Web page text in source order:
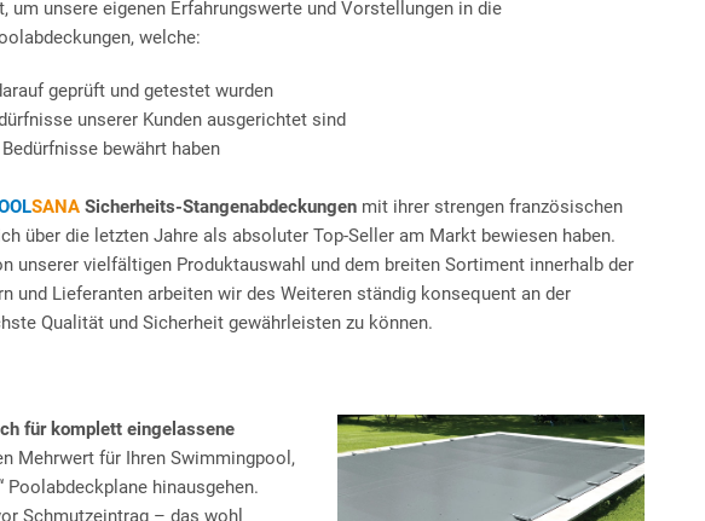
unsere eigenen Erfahrungswerte und Vorstellungen in die
welche:
geprüft und getestet wurden
unserer Kunden ausgerichtet sind
bewährt haben
SANA Sicherheits-Stangenabdeckungen mit ihrer strengen französischen
über die letzten Jahre als absoluter Top-Seller am Markt bewiesen haben.
unserer vielfältigen Produktauswahl und dem breiten Sortiment innerhalb der
und Lieferanten arbeiten wir des Weiteren ständig konsequent an der
Qualität und Sicherheit gewährleisten zu können.
für komplett eingelassene
Mehrwert für Ihren Swimmingpool,
Poolabdeckplane hinausgehen.
Schmutzeintrag – das wohl